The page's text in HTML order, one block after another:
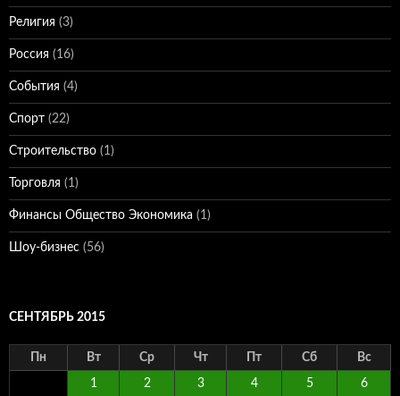
Религия (3)
Россия (16)
События (4)
Спорт (22)
Строительство (1)
Торговля (1)
Финансы Общество Экономика (1)
Шоу-бизнес (56)
СЕНТЯБРЬ 2015
Пн Вт Ср Чт Пт Сб Вс
1 2 3 4 5 6